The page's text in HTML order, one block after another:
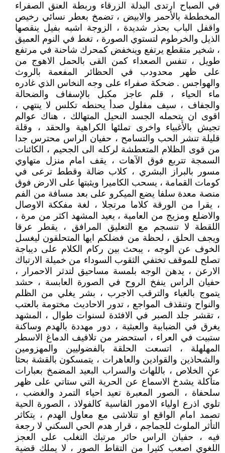
في الصباح ارتدى البدلة الزرقاء وربطة العنق الصفراء
المخططة بالأحمر والابيض ، تضمخ بعطر نسائي رخيص
واقفل الباب بحذر شديدة ، الزوجة اشبه بفيل ينقصها
الذيل والخرطوم لتستوي الصورة ، تغط في النوم العميق
، شخير متقطع يرتفع وينخفض كمحرك شاحنة في مرتفع
طويل ، تنفس الصعداء كمن القى بالحمل الاهوج من
على ظهر محدودب في الحظائر المفعمة بالروث
والهواجس . ضحكة صفراء على وجه النخاس الذي غادره
ماء الحياء ، قلم عاجز مكبل بالإسفاف والضحالة
والجفاف ، سيف مفلول صدأ يحنطه تكلس لا ينتهي ،
اقوى ان يتحمله الجسد النحيل المتهالك ، هناك عوالم
تجيش بالأغبياء واخرى تملئها الكراهية والحقد ، وقلة
قليلة تنشر الحب والتسامح ، حفيان الراس محترس جدا
من قوى الظلام المتعطشة لركله الى الجحيم ، الكائنات
السمجة تتربع فوق الآهات ، يقف امام منزل متهاوي
مسور بالبراز البشري ، كلاب ضالة وقطط ترعى في
كومات القمامة ، يسحب الكاميرا ويثبتها على الارض فوق
منصة معدة سلفا يضع الميكرو على بعد مسافة من الفم
، يقرا من الورقة كلاما مرتجلا ، لغة مفككة الاوصال
والاضلع ومزيج من العامية ، يعيد المشهد اكثر من مرة ،
اللقطة لا تنسجم مع التعليق المرافق ، يقطر عرقا
ويجف الحلق ، لحظة من فضلكم ايها المتحلقون ليغسل
الخوف عن الوجه ، يبحث بين ركام الكلام على ديباجة
تصلح للموقف تختفي الثقوب السوداء من خميلة الارتباك
الارعن ، يدهن الوجه بلمسة مساحيق لتدثر الاحمرار ،
حفيان الراس ينفخ الروح في الصورة العابسة ، حشد
يتموج بالغباء والترقب الاجرب ، بشر يغلي من الظلم
والنواح وتنقذف المواجع ، تدور الاحاديث مختومة بالعتب
، تقشر جلد الصبر في الافئدة لسنوات طوال ، المشهد
يغرق في الضبابية والعبثية ، دور مهددة بالهدم وساكنة
ستبيت في العراء ، استحضر من تلافيف الدماغ الاسطر
المهلهلة ، اتسعت الحلقة بالفضوليين والمهزومين
والشحاذين والقوادين والعاهرات ، يتمسكون بالقشة بحثا
عن الخلاص ، باللهاث والسراب البعيد المضمخ بعبارات
متأكلة يشدخ الاسماع عن الحرية التي ستاتي على ظهر
سلحفاة ، الصور المعبرة تعيد احياء التمرد والغضب ،
تلوي اذرع اولياء الامور القاسية كالفولاذ ، الصورة الحية
تصمد امام الواقع او تتلاشى مع معاول الهدم ، يتكاثر
التأثر الملوث للجماجم ، قرار هدم الحي السكني لا رجعة
فيه ، حفيان الراس حائر مرتبك التغلب على العجز
اللغوي اصعب كثيرا من التقاط الصور ، لا يملك قضية